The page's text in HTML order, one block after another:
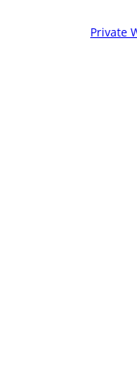
Private